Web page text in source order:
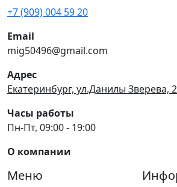
+7 (909) 004 59 20
Email
mig50496@gmail.com
Адрес
Екатеринбург, ул.Данилы Зверева,
Часы работы
Пн-Пт, 09:00 - 19:00
О компании
Меню